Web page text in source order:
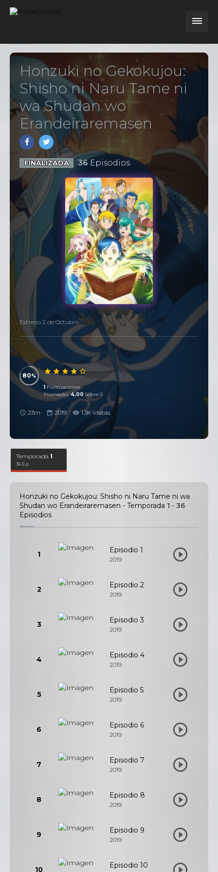
Honzuki no Gekokujou:
Shisho ni Naru Tame ni
wa Shudan wo
Erandeiraremasen
FINALIZADA 36 Episodios
Estreno 2 de Octubre.
80
1 Puntuaciones
Promedio:4,00 Sobre 5
23m 2019 1.3K Visitas
Temporada1
36 Ep.
Honzuki no Gekokujou: Shisho ni Naru Tame ni wa
Shudan wo Erandeiraremasen - Temporada 1 - 36
Episodios
1 Episodio 1
2019
2 Episodio 2
2019
3 Episodio 3
2019
4 Episodio 4
2019
5 Episodio 5
2019
6 Episodio 6
2019
7 Episodio 7
2019
8 Episodio 8
2019
9 Episodio 9
2019
10 Episodio 10